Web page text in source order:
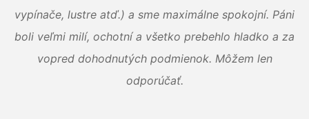
vypínače, lustre atď.) a sme maximálne spokojní. Páni
boli veľmi milí, ochotní a všetko prebehlo hladko a za
vopred dohodnutých podmienok. Môžem len
odporúčať.